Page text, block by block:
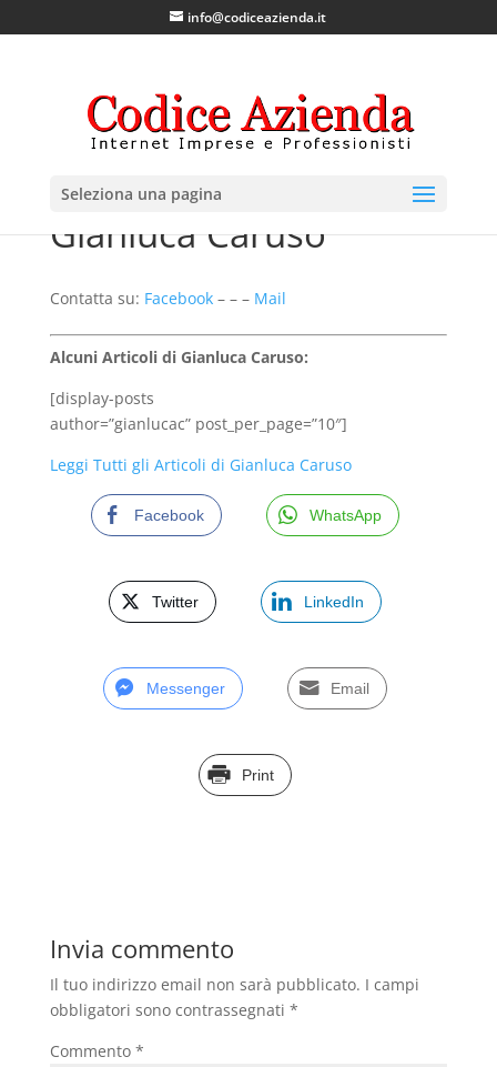
info@codiceazienda.it
Seleziona una pagina
Gianluca Caruso
Contatta su: Facebook– – – Mail
Alcuni Articoli di Gianluca Caruso:
[display-posts
author=”gianlucac” post_per_page=”10″]
Leggi Tutti gli Articoli di Gianluca Caruso
Facebook WhatsApp
Twitter LinkedIn
Messenger Email
Print
Invia commento
Il tuo indirizzo email non sarà pubblicato. I campi
obbligatori sono contrassegnati *
Commento *